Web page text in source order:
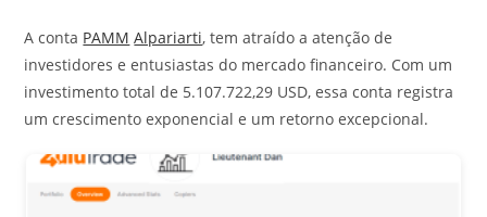
A conta PAMM Alpariarti, tem atraído a atenção de
investidores e entusiastas do mercado financeiro. Com um
investimento total de 5.107.722,29 USD, essa conta registra
um crescimento exponencial e um retorno excepcional.